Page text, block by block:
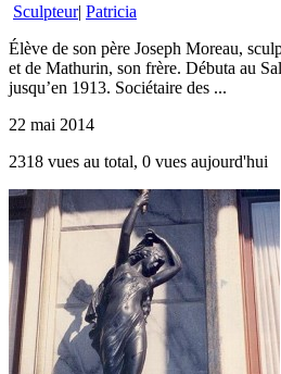
Sculpteur| Patricia
Élève de son père Joseph Moreau,
et de Mathurin, son frère. Débuta au
jusqu’en 1913. Sociétaire des ...
22 mai 2014
2318 vues au total, 0 vues aujourd'hui